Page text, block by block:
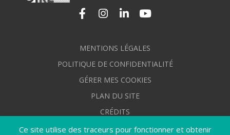
Ce site utilise des traceurs pour fonctionner et obtenir
Lien vers le compte Facebook
Lien vers le compte Instagram
Lien vers le compte
MENTIONS LÉGALES
POLITIQUE DE CONFIDENTIALITÉ
GÉRER MES COOKIES
PLAN DU SITE
CRÉDITS
ACCESSIBILITÉ : NON CONFORME